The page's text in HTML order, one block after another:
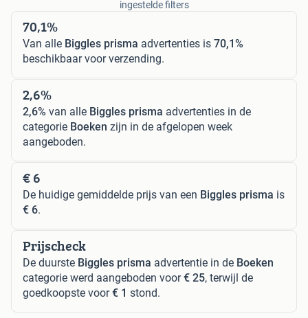
ingestelde filters
70,1%
Van alle Biggles prisma advertenties is 70,1%
beschikbaar voor verzending.
2,6%
2,6% van alle Biggles prisma advertenties in de
categorie Boeken zijn in de afgelopen week
aangeboden.
€ 6
De huidige gemiddelde prijs van een Biggles prisma is
€ 6.
Prijscheck
De duurste Biggles prisma advertentie in de Boeken
categorie werd aangeboden voor€ 25, terwijl de
goedkoopste voor€ 1 stond.